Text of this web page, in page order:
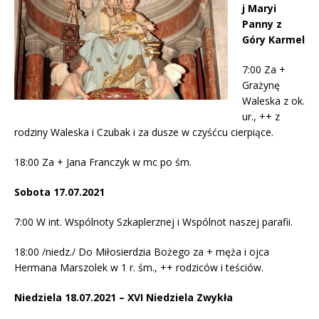
j Maryi
Panny z
Góry Karmel
7:00 Za +
Grażynę
Waleska z ok.
ur., ++ z
rodziny Waleska i Czubak i za dusze w czyśćcu cierpiące.
18:00 Za + Jana Franczyk w mc po śm.
Sobota 17.07.2021
7:00 W int. Wspólnoty Szkaplerznej i Wspólnot naszej parafii.
18:00 /niedz./ Do Miłosierdzia Bożego za + męża i ojca
Hermana Marszolek w 1 r. śm., ++ rodziców i teściów.
Niedziela 18.07.2021 – XVI Niedziela Zwykła